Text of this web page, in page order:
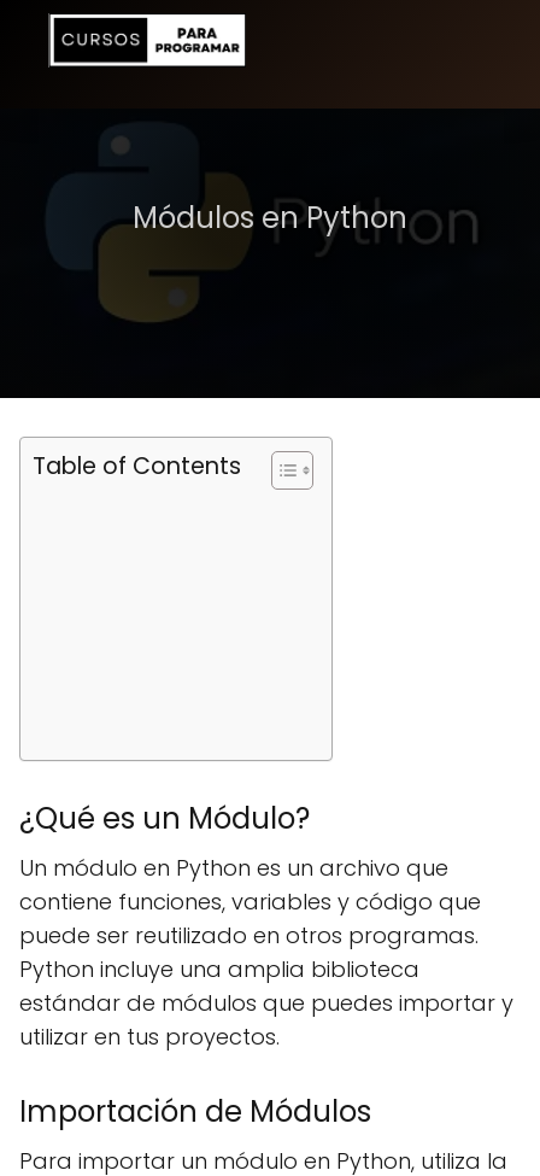
Módulos en Python
Table of Contents
¿Qué es un Módulo?
Un módulo en Python es un archivo que
contiene funciones, variables y código que
puede ser reutilizado en otros programas.
Python incluye una amplia biblioteca
estándar de módulos que puedes importar y
utilizar en tus proyectos.
Importación de Módulos
Para importar un módulo en Python, utiliza la